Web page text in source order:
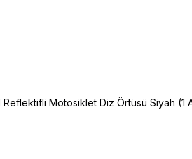
Reflektifli Motosiklet Diz Örtüsü Siyah